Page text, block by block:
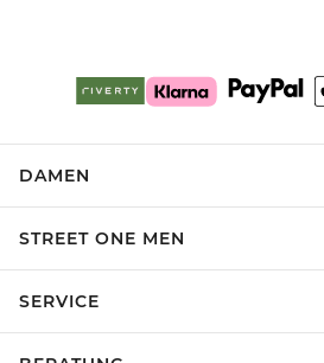
DAMEN
STREET ONE MEN
SERVICE